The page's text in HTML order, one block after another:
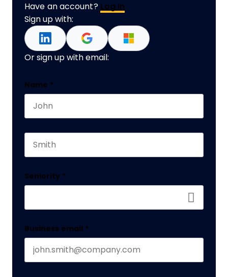
Have an account? Log In
Sign up with:
Or sign up with email:
Facebook
Name *
Seniority *
Business email *